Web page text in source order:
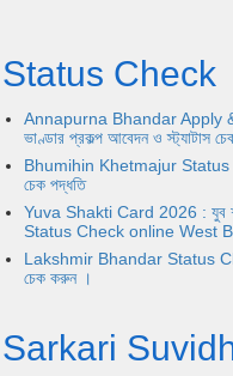
Status Check
Annapurna Bhandar Apply
ভাণ্ডার প্রকল্প আবেদন ও স্ট্যাটাস
Bhumihin Khetmajur Status
চেক পদ্ধতি
Yuva Shakti Card 2026 : যুব
Status Check online West
Lakshmir Bhandar Status
চেক করুন ।
Sarkari